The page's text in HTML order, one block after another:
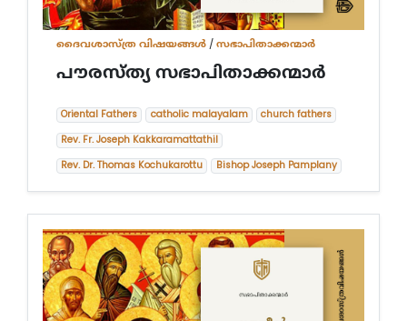
ദൈവശാസ്ത്ര വിഷയങ്ങള്‍ /സഭാപിതാക്കന്മാർ
പൗരസ്ത്യ സഭാപിതാക്കന്മാര്‍
Oriental Fathers catholic malayalam
church fathers
Rev. Fr. Joseph Kakkaramattathil
Rev. Dr. Thomas Kochukarottu
Bishop Joseph Pamplany